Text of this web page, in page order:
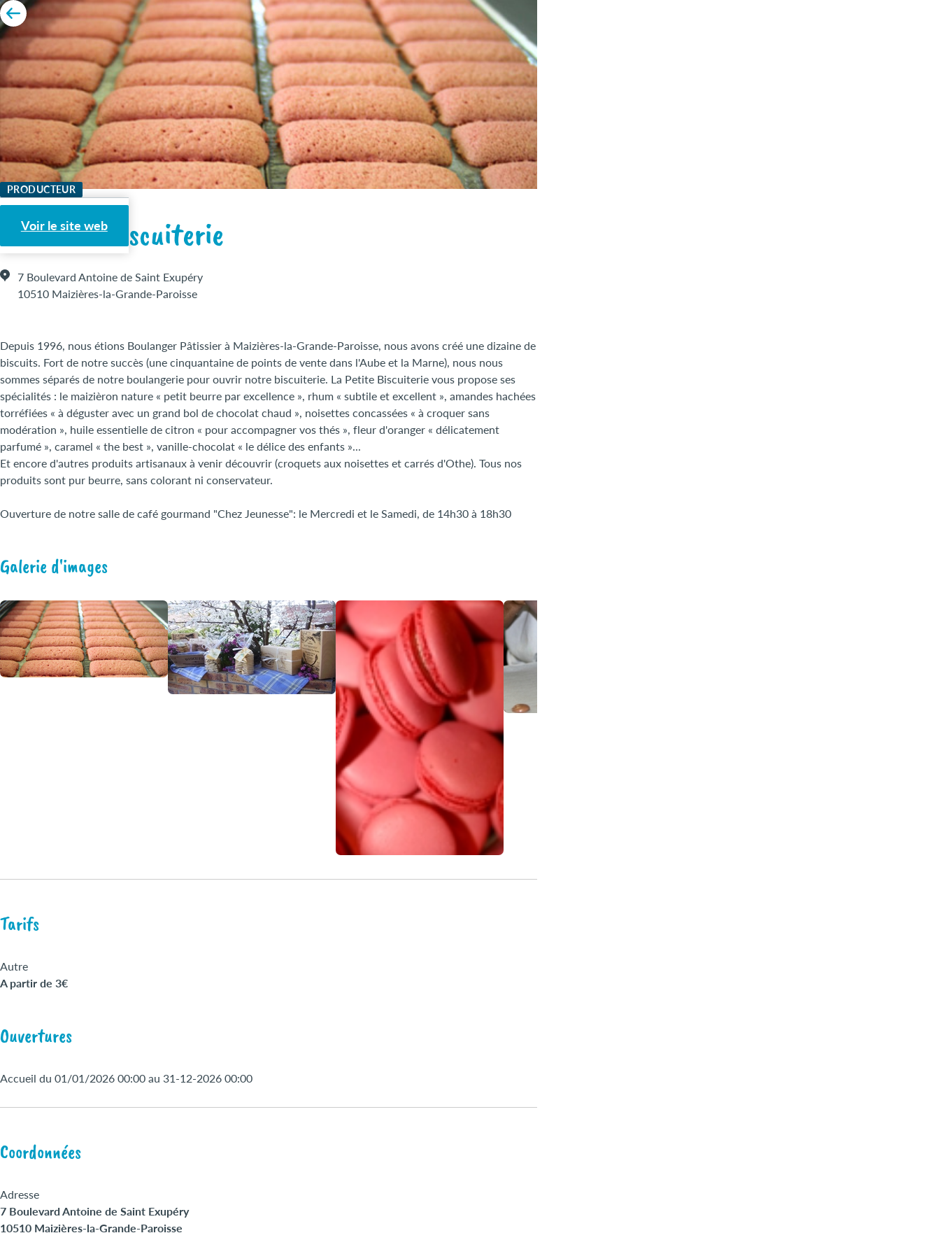
PRODUCTEUR
Voir le site web
La Petite Biscuiterie
7 Boulevard Antoine de Saint Exupéry
10510 Maizières-la-Grande-Paroisse
Depuis 1996, nous étions Boulanger Pâtissier à Maizières-la-Grande-Paroisse, nous avons créé une dizaine de
biscuits. Fort de notre succès (une cinquantaine de points de vente dans l'Aube et la Marne), nous nous
sommes séparés de notre boulangerie pour ouvrir notre biscuiterie. La Petite Biscuiterie vous propose ses
spécialités : le maizièron nature « petit beurre par excellence », rhum « subtile et excellent », amandes hachées
torréfiées « à déguster avec un grand bol de chocolat chaud », noisettes concassées « à croquer sans
modération », huile essentielle de citron « pour accompagner vos thés », fleur d'oranger « délicatement
parfumé », caramel « the best », vanille-chocolat « le délice des enfants »...
Et encore d'autres produits artisanaux à venir découvrir (croquets aux noisettes et carrés d'Othe). Tous nos
produits sont pur beurre, sans colorant ni conservateur.
Ouverture de notre salle de café gourmand "Chez Jeunesse": le Mercredi et le Samedi, de 14h30 à 18h30
Galerie d'images
Tarifs
Autre
A partir de 3€
Ouvertures
Accueil du 01/01/2026 00:00 au 31-12-2026 00:00
Coordonnées
Adresse
7 Boulevard Antoine de Saint Exupéry
10510 Maizières-la-Grande-Paroisse